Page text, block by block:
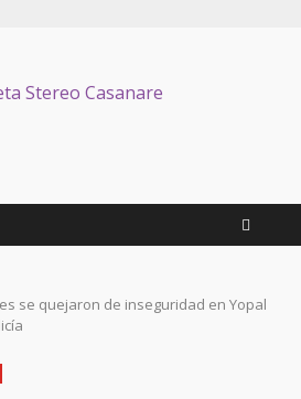
se quejaron de inseguridad en Yopal